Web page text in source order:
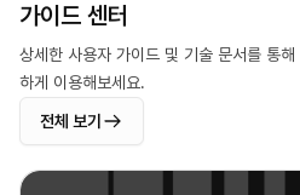
가이드 센터
상세한 사용자 가이드 및 기술 문서를 통
하게 이용해보세요.
전체 보기